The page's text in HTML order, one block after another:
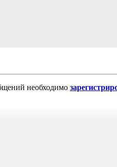
необходимо